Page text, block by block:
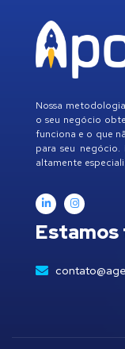
Nossa
o seu negócio
funciona e o que
para seu negócio.
altamente
Estamos